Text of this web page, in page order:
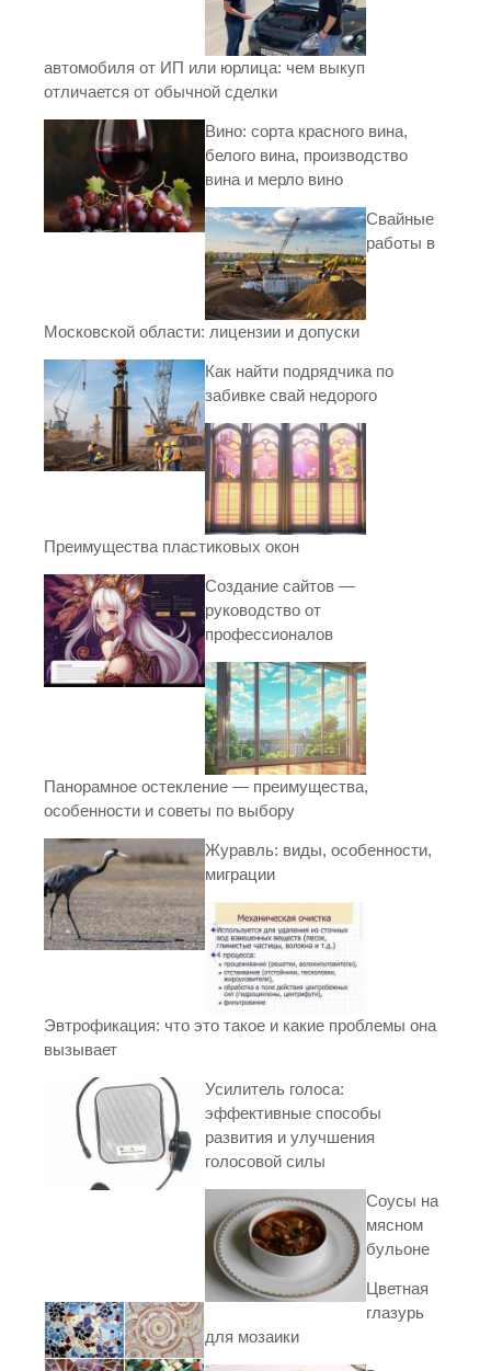
автомобиля от ИП или юрлица: чем выкуп
отличается от обычной сделки
Вино: сорта красного вина,
белого вина, производство
вина и мерло вино
Свайные
работы в
Московской области: лицензии и допуски
Как найти подрядчика по
забивке свай недорого
Преимущества пластиковых окон
Создание сайтов —
руководство от
профессионалов
Панорамное остекление — преимущества,
особенности и советы по выбору
Журавль: виды, особенности,
миграции
Эвтрофикация: что это такое и какие проблемы она
вызывает
Усилитель голоса:
эффективные способы
развития и улучшения
голосовой силы
Соусы на
мясном
бульоне
Цветная
глазурь
для мозаики